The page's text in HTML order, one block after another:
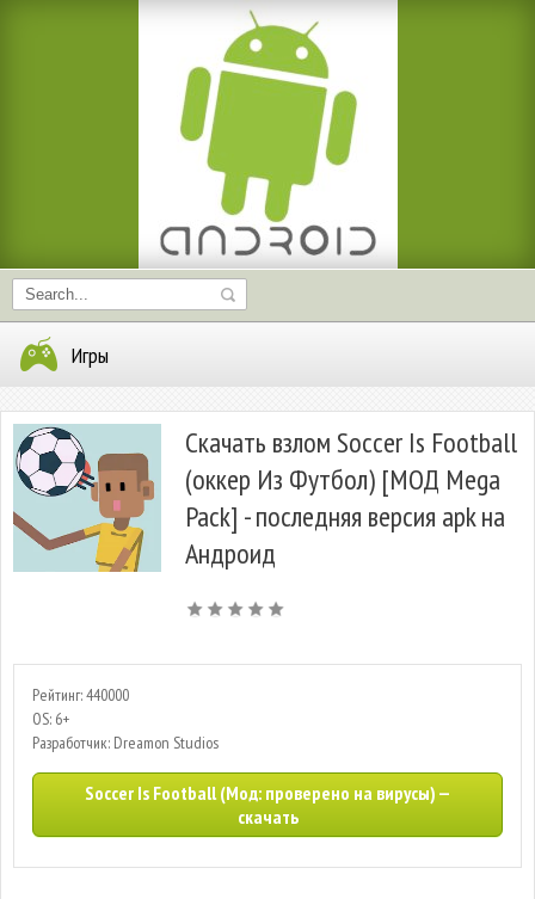
Игры
Скачать взлом Soccer Is Football
(оккер Из Футбол) [МОД Mega
Pack] - последняя версия apk на
Андроид
Рейтинг: 440000
OS: 6+
Разработчик: Dreamon Studios
Soccer Is Football (Мод: проверено на вирусы) —
скачать